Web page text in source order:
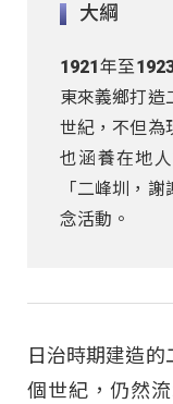
大綱
1921年至
東來義鄉打造
世紀，不但為
也涵養在地
「二峰圳，
念活動。
日治時期建造
個世紀，仍然